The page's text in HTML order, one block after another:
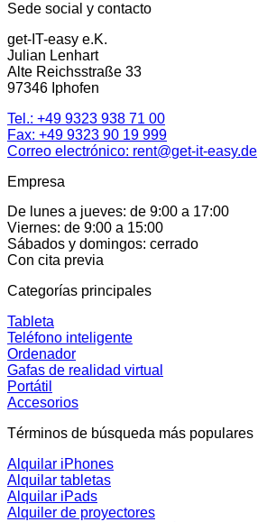
Sede social y contacto
get-IT-easy e.K.
Julian Lenhart
Alte Reichsstraße 33
97346 Iphofen
Tel.: +49 9323 938 71 00
Fax: +49 9323 90 19 999
Correo electrónico: rent@get-it-easy.de
Empresa
De lunes a jueves: de 9:00 a 17:00
Viernes: de 9:00 a 15:00
Sábados y domingos: cerrado
Con cita previa
Categorías principales
Tableta
Teléfono inteligente
Ordenador
Gafas de realidad virtual
Portátil
Accesorios
Términos de búsqueda más populares
Alquilar iPhones
Alquilar tabletas
Alquilar iPads
Alquiler de proyectores